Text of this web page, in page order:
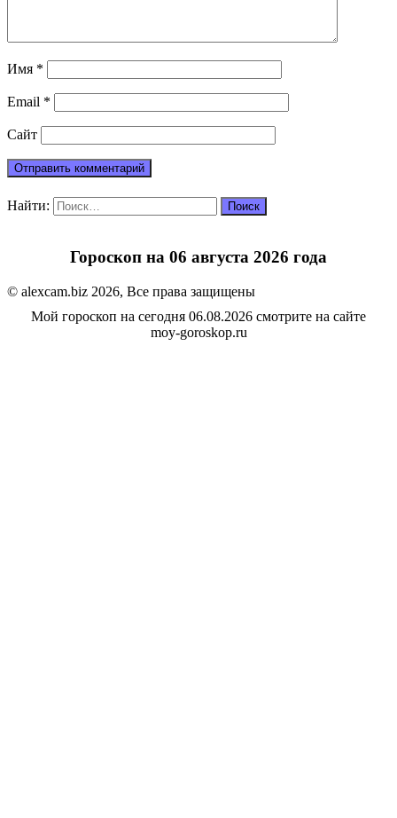
Имя *
Email *
Сайт
Найти:
Гороскоп на 06 августа 2026 года
© alexcam.biz 2026, Все права защищены
Мой гороскоп на сегодня 06.08.2026 смотрите на сайте
moy-goroskop.ru